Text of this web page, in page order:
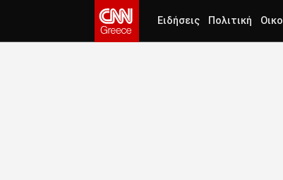
Ειδήσεις Πολιτική